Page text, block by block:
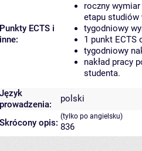
Punkty ECTS i
inne:
roczny
etapu studiów
tygodniowy
1 punkt ECTS
tygodniowy
nakład pracy
studenta.
Język
prowadzenia:
polski
Skrócony opis:
(tylko po angielsku)
836